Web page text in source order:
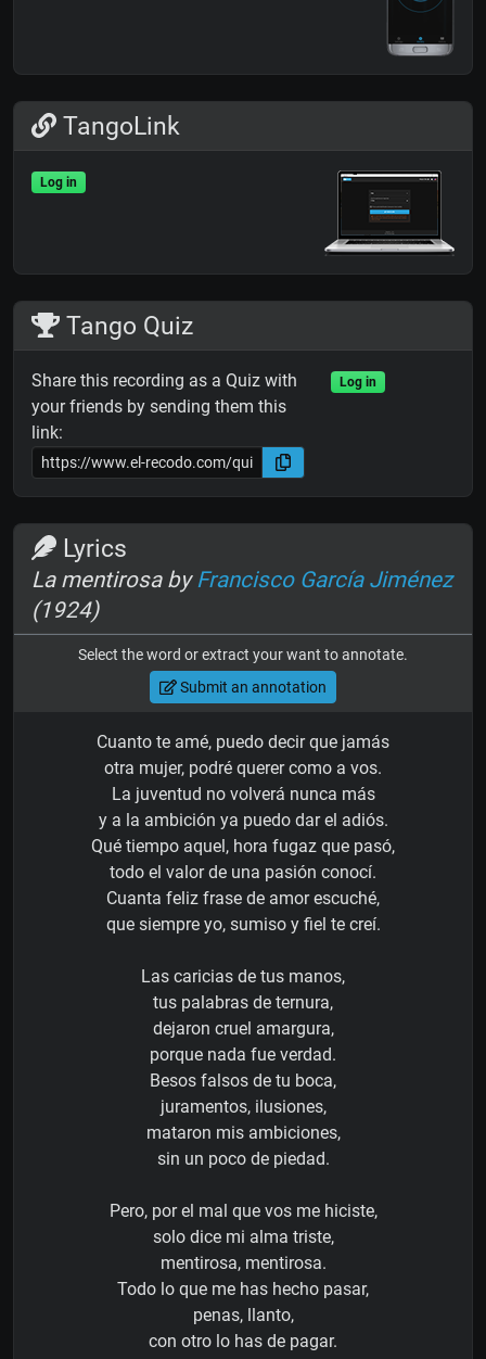
TangoLink
Log in
Tango Quiz
Share this recording as a Quiz with
your friends by sending them this
link:
Log in
Lyrics
La mentirosa byFrancisco García Jiménez
(1924)
Select the word or extract your want to annotate.
Submit an annotation
Cuanto te amé, puedo decir que jamás
otra mujer, podré querer como a vos.
La juventud no volverá nunca más
y a la ambición ya puedo dar el adiós.
Qué tiempo aquel, hora fugaz que pasó,
todo el valor de una pasión conocí.
Cuanta feliz frase de amor escuché,
que siempre yo, sumiso y fiel te creí.
Las caricias de tus manos,
tus palabras de ternura,
dejaron cruel amargura,
porque nada fue verdad.
Besos falsos de tu boca,
juramentos, ilusiones,
mataron mis ambiciones,
sin un poco de piedad.
Pero, por el mal que vos me hiciste,
solo dice mi alma triste,
mentirosa, mentirosa.
Todo lo que me has hecho pasar,
penas, llanto,
con otro lo has de pagar.